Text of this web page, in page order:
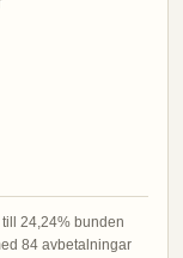
24,24% bunden
84 avbetalningar